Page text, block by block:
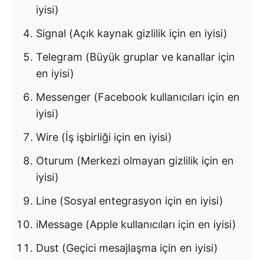
iyisi)
Signal (Açık kaynak gizlilik için en iyisi)
Telegram (Büyük gruplar ve kanallar için
en iyisi)
Messenger (Facebook kullanıcıları için en
iyisi)
Wire (İş işbirliği için en iyisi)
Oturum (Merkezi olmayan gizlilik için en
iyisi)
Line (Sosyal entegrasyon için en iyisi)
iMessage (Apple kullanıcıları için en iyisi)
Dust (Geçici mesajlaşma için en iyisi)